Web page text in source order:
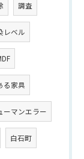
調査
レベル
る家具
ーマンエラー
白石町